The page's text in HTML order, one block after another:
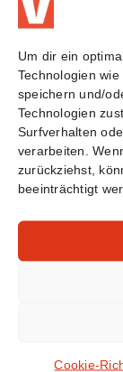
Um dir ein
Technologien
speichern und/
Technologien
Surfverhalten
verarbeiten.
zurückziehst,
beeinträchtigt
Cookie-